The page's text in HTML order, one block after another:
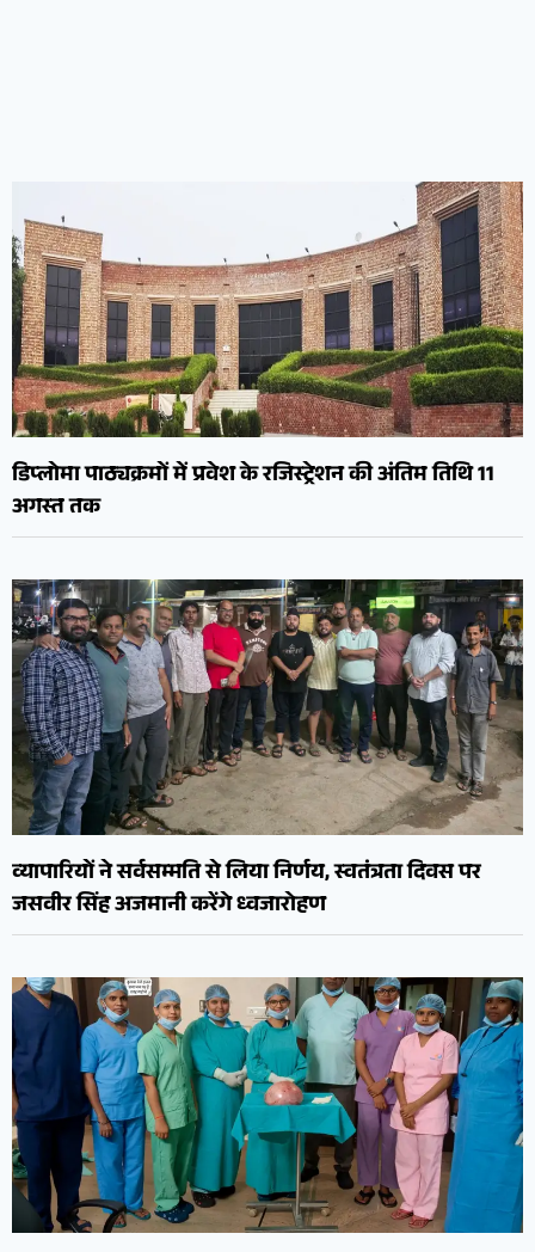
डिप्लोमा पाठ्यक्रमों में प्रवेश के रजिस्ट्रेशन की अंतिम तिथि 11
अगस्त तक
व्यापारियों ने सर्वसम्मति से लिया निर्णय, स्वतंत्रता दिवस पर
जसवीर सिंह अजमानी करेंगे ध्वजारोहण